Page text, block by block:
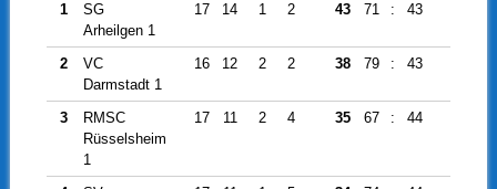
1
SG
Arheilgen 1
17 14 1 2 43 71 : 43
2
VC
Darmstadt 1
16 12 2 2 38 79 : 43
3
RMSC
Rüsselsheim
1
17 11 2 4 35 67 : 44